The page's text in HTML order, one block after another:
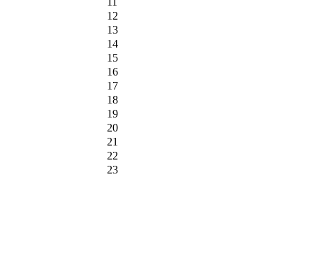
12
13
14
15
16
17
18
19
20
21
22
23